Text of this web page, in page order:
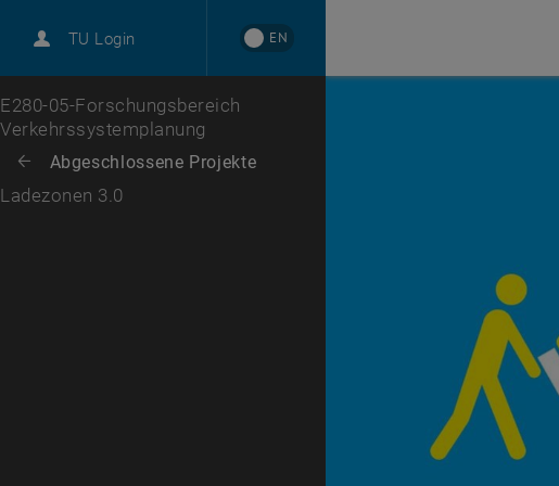
TU Login EN
Karriere
Zur 1. Menü Ebene
E280-05-Forschungsbereich
Verkehrssystemplanung
Zurück: Subseiten von Abgeschlossene Projekte auflisten
Zurück zur letzten Ebene:
Abgeschlossene Projekte
Ladezonen 3.0